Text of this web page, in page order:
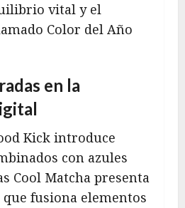
vital y el
Color del Año
en la
Kick introduce
con azules
Cool Matcha presenta
fusiona elementos